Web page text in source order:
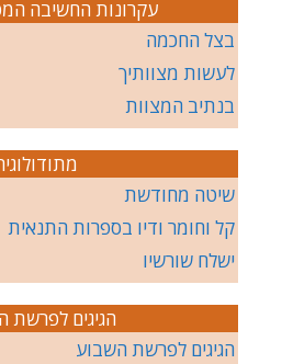
עקרונות החשיבה
בצל החכמה
לעשות מצוותיך
בנתיב המצוות
שיטה מחודשת
קל וחומר ודיו בספרות התנאית
ישלח שורשיו
הגיגים לפרשת
הגיגים לפרשת השבוע